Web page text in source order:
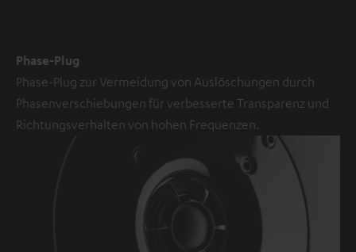
Phase-Plug
Phase-Plug zur Vermeidung von Auslöschungen durch
Phasenverschiebungen für verbesserte Transparenz und
Richtungsverhalten von hohen Frequenzen.